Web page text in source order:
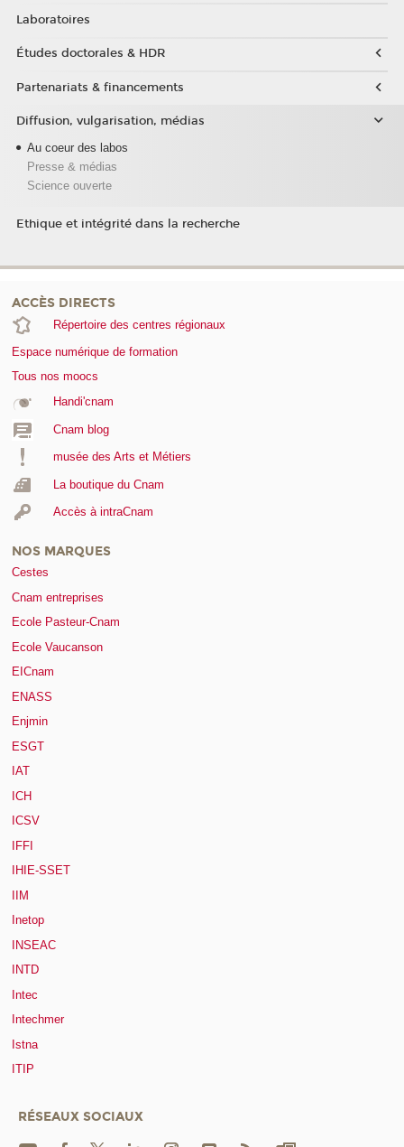
Laboratoires
Études doctorales & HDR
Partenariats & financements
Diffusion, vulgarisation, médias
Au coeur des labos
Presse & médias
Science ouverte
Ethique et intégrité dans la recherche
ACCÈS DIRECTS
Répertoire des centres régionaux
Espace numérique de formation
Tous nos moocs
Handi'cnam
Cnam blog
musée des Arts et Métiers
La boutique du Cnam
Accès à intraCnam
NOS MARQUES
Cestes
Cnam entreprises
Ecole Pasteur-Cnam
Ecole Vaucanson
EICnam
ENASS
Enjmin
ESGT
IAT
ICH
ICSV
IFFI
IHIE-SSET
IIM
Inetop
INSEAC
INTD
Intec
Intechmer
Istna
ITIP
RÉSEAUX SOCIAUX